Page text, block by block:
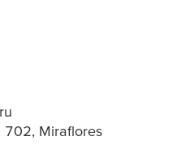
702, Miraflores